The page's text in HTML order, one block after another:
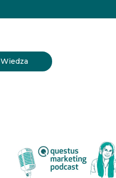
Wiedza